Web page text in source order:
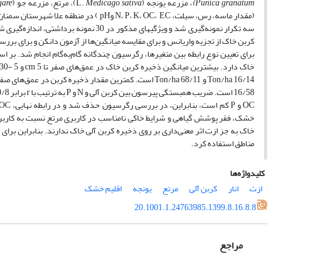
سه تکرار نمونه­‌گیری شد و ویژگی­های
کربن خاک از تجزیه واریانس و برای مقایسه میانگین‌ها از آزمون دانکن و برای
برای تعیین نوع رابطه بین متغیرها، رگرسیون چندگانه گام‌به‌گام انجام شد.
خاک دارد. بیشترین میانگین ذخیره کربن خاک در عمق‌های صفر تا cm 5 و cm 30- 5 خاک در کاربری‌های مزرعه L.
خشک، فقر پوشش گیاهی و شرایط خاکی نامناسب در کاربری مرتع نسبت به
مناطق استفاده کرد.
کلیدواژه‌ها
ازت
انار کربن آلی مرتع یونجه
اقلیم خشک
20.1001.1.24763985.1399.8.16.8.8
مراجع